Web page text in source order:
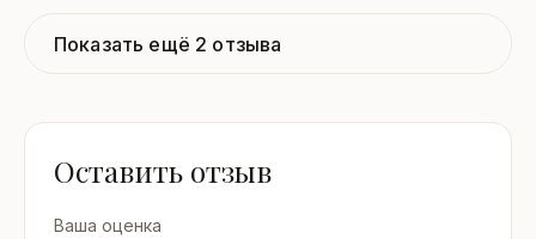
Показать ещё 2 отзыва
Оставить отзыв
Ваша оценка